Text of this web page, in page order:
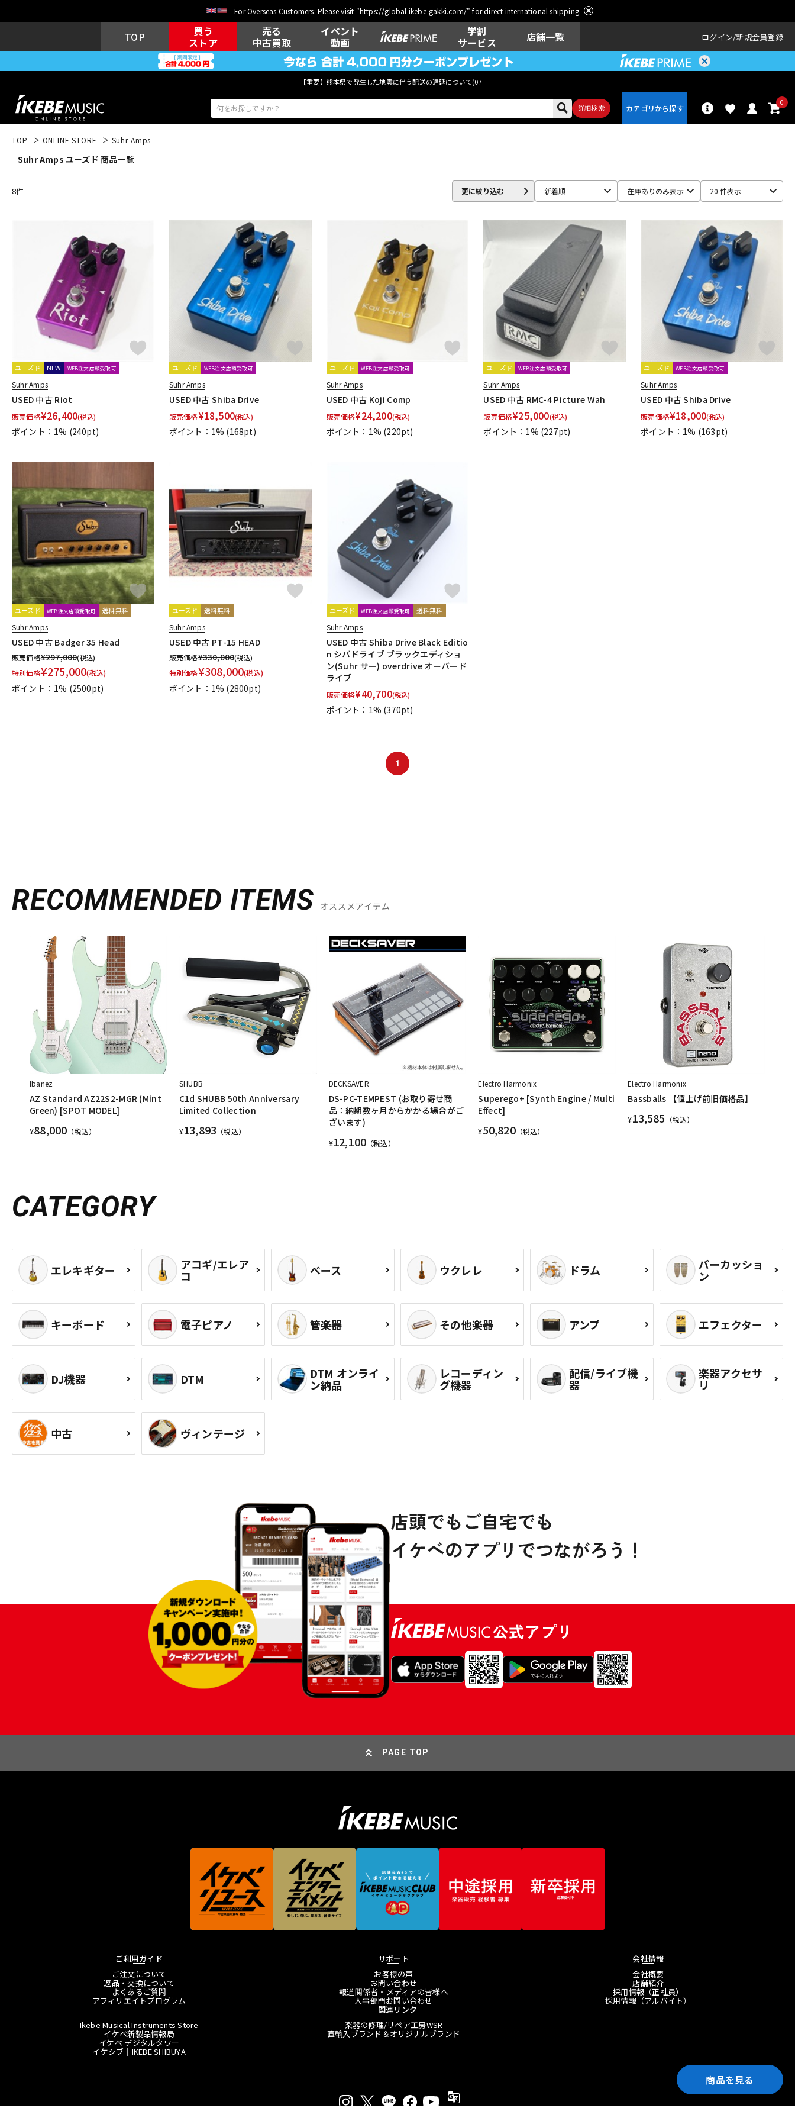
For Overseas Customers: Please visit "https://global.ikebe-gakki.com/" for direct international shipping.
TOP
買う
ストア
売る
中古買取
イベント
動画
学割
サービス
店舗一覧 ログイン 新規会員登録
【重要】熊本県で発生した地震に伴う配送の遅延について(07月29日
詳細検索
0
エレキギター
電子ピアノ その他楽器 アンプ エフェクター
DJ機器 DTM DTM オンラ 配信/ライブ
機器
楽器アクセサ
リ
中古 ヴィンテージ
TOP ONLINE STORE Suhr Amps
Suhr Amps ユーズド 商品一覧
8件 更に絞り込む 新着順 在庫ありのみ表示 20 件表示
ユーズド NEW WEB注文店頭受取可
Suhr Amps
USED 中古 Riot
販売価格¥26,400(税込)
ポイント：1% (240pt)
ユーズド WEB注文店頭受取可
Suhr Amps
USED 中古 Shiba Drive
販売価格¥18,500(税込)
ポイント：1% (168pt)
ユーズド WEB注文店頭受取可
Suhr Amps
USED 中古 Koji Comp
販売価格¥24,200(税込)
ポイント：1% (220pt)
ユーズド WEB注文店頭受取可
Suhr Amps
USED 中古 RMC-4 Picture Wah
販売価格¥25,000(税込)
ポイント：1% (227pt)
ユーズド WEB注文店頭受取可
Suhr Amps
USED 中古 Shiba Drive
販売価格¥18,000(税込)
ポイント：1% (163pt)
ユーズド WEB注文店頭受取可 送料無料
Suhr Amps
USED 中古 Badger 35 Head
販売価格¥297,000(税込)
特別価格¥275,000(税込)
ポイント：1% (2500pt)
ユーズド 送料無料
Suhr Amps
USED 中古 PT-15 HEAD
販売価格¥330,000(税込)
特別価格¥308,000(税込)
ポイント：1% (2800pt)
ユーズド WEB注文店頭受取可 送料無料
Suhr Amps
USED 中古 Shiba Drive Black Editio
n シバドライブ ブラックエディショ
ン(Suhr サー) overdrive オーバード
ライブ
販売価格¥40,700(税込)
ポイント：1% (370pt)
1
商品を見る
RECOMMENDED ITEMS オススメアイテム
Ibanez
AZ Standard AZ22S2-MGR (Mint
Green) [SPOT MODEL]
¥88,000 （税込）
SHUBB
C1d SHUBB 50th Anniversary
Limited Collection
¥13,893 （税込）
DECKSAVER
DS-PC-TEMPEST (お取り寄せ商
品：納期数ヶ月からかかる場合がご
ざいます)
¥12,100 （税込）
Electro Harmonix
Superego+ [Synth Engine / Multi
Effect]
¥50,820（税込）
Electro Harmonix
Bassballs 【値上げ前旧価格品】
¥13,585 （税込）
CATEGORY
エレキギター アコギ/エレア
コ ベース ウクレレ ドラム パーカッショ
ン
キーボード 電子ピアノ 管楽器 その他楽器 アンプ エフェクター
DJ機器 DTM DTM オンライ
ン納品
レコーディン
グ機器
配信/ライブ機
器
楽器アクセサ
リ
中古 ヴィンテージ
PAGE TOP
ご利用ガイド
ご注文について
返品・交換について
よくあるご質問
アフィリエイトプログラム
サポート
お客様の声
お問い合わせ
報道関係者・メディアの皆様へ
人事部門お問い合わせ
会社情報
会社概要
店舗紹介
採用情報（正社員）
採用情報（アルバイト）
関連リンク
Ikebe Musical Instruments Store
イケベ新製品情報局
イケベ デジタルタワー
イケシブ｜IKEBE SHIBUYA
楽器の修理/リペア工房WSR
直輸入ブランド＆オリジナルブランド